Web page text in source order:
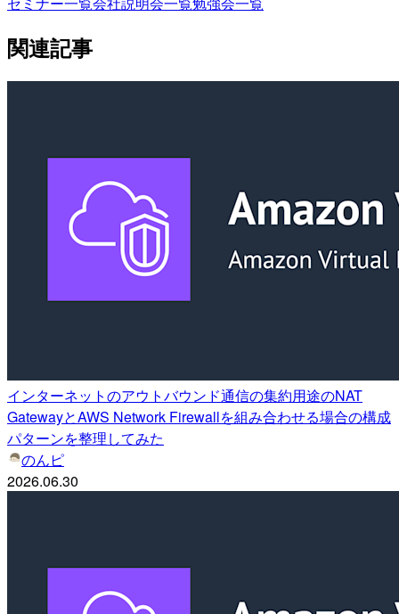
関連記事
インターネットのアウトバウンド通信の集約用途のNAT
GatewayとAWS Network Firewallを組み合わせる場合の構成
パターンを整理してみた
のんピ
2026.06.30